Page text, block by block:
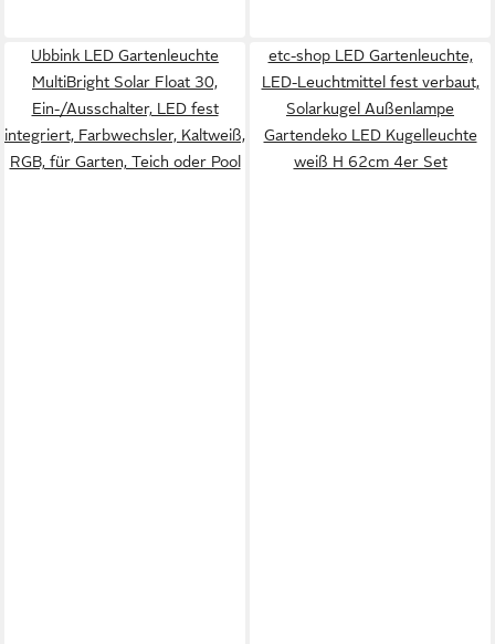
Ubbink LED Gartenleuchte
MultiBright Solar Float 30,
Ein-/Ausschalter, LED fest
integriert, Farbwechsler, Kaltweiß,
RGB, für Garten, Teich oder Pool
etc-shop LED Gartenleuchte,
LED-Leuchtmittel fest verbaut,
Solarkugel Außenlampe
Gartendeko LED Kugelleuchte
weiß H 62cm 4er Set